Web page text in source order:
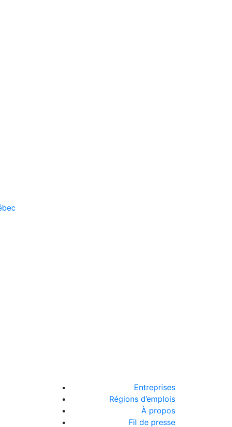
Entreprises
Régions d’emplois
À propos
Fil de presse